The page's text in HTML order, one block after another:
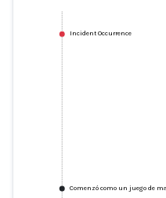
Incident Occurrence
Comenzó como un juego de